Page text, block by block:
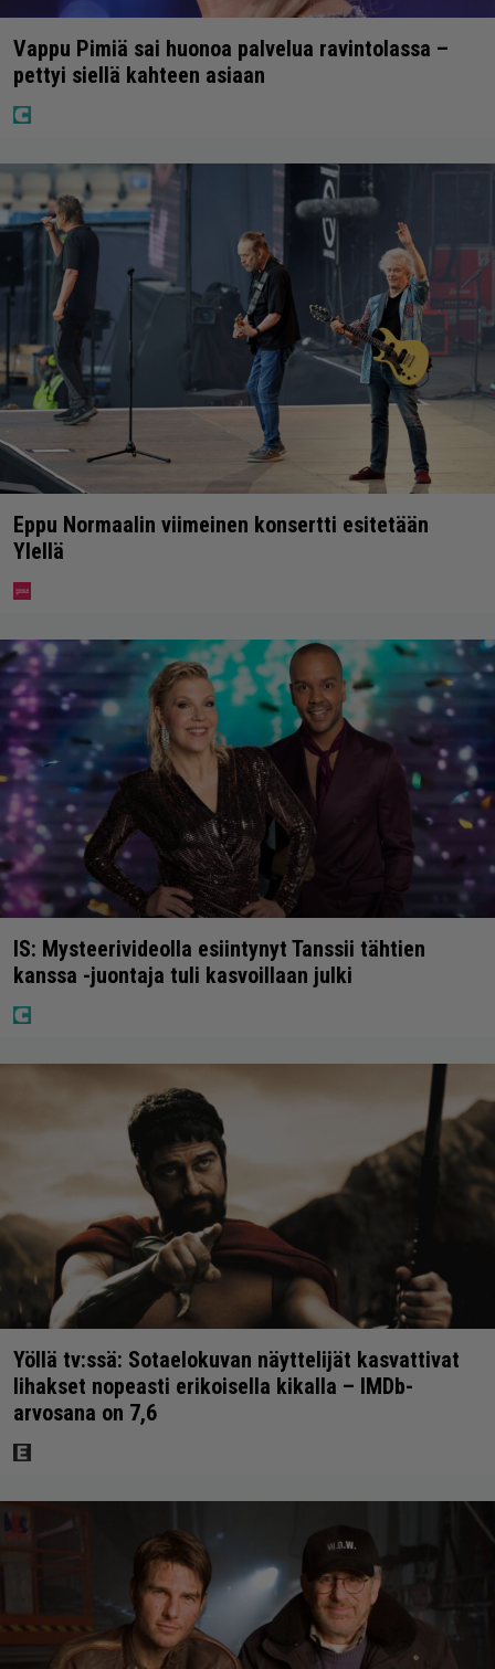
Vappu Pimiä sai huonoa palvelua ravintolassa –
pettyi siellä kahteen asiaan
Eppu Normaalin viimeinen konsertti esitetään
Ylellä
IS: Mysteerivideolla esiintynyt Tanssii tähtien
kanssa -juontaja tuli kasvoillaan julki
Yöllä tv:ssä: Sotaelokuvan näyttelijät kasvattivat
lihakset nopeasti erikoisella kikalla – IMDb-
arvosana on 7,6